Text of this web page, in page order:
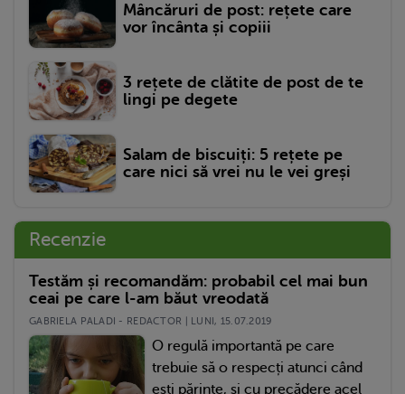
Mâncăruri de post: rețete care
vor încânta și copiii
3 rețete de clătite de post de te
lingi pe degete
Salam de biscuiți: 5 rețete pe
care nici să vrei nu le vei greși
Recenzie
Testăm și recomandăm: probabil cel mai bun
ceai pe care l-am băut vreodată
GABRIELA PALADI - REDACTOR | LUNI, 15.07.2019
O regulă importantă pe care
trebuie să o respecți atunci când
ești părinte, și cu precădere acel